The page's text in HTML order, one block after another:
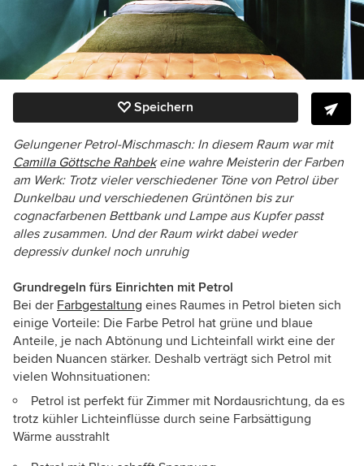
Speichern
Gelungener Petrol-Mischmasch: In diesem Raum war mit
Camilla Göttsche Rahbekeine wahre Meisterin der Farben
am Werk: Trotz vieler verschiedener Töne von Petrol über
Dunkelbau und verschiedenen Grüntönen bis zur
cognacfarbenen Bettbank und Lampe aus Kupfer passt
alles zusammen. Und der Raum wirkt dabei weder
depressiv dunkel noch unruhig
Grundregeln fürs Einrichten mit Petrol
Bei der Farbgestaltung eines Raumes in Petrol bieten sich
einige Vorteile: Die Farbe Petrol hat grüne und blaue
Anteile, je nach Abtönung und Lichteinfall wirkt eine der
beiden Nuancen stärker. Deshalb verträgt sich Petrol mit
vielen Wohnsituationen:
Petrol ist perfekt für Zimmer mit Nordausrichtung, da es
trotz kühler Lichteinflüsse durch seine Farbsättigung
Wärme ausstrahlt